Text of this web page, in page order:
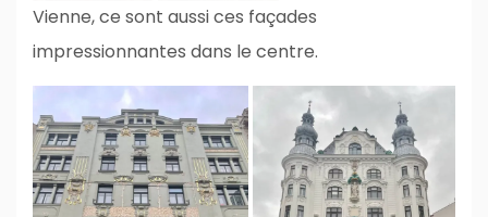
Vienne, ce sont aussi ces façades
impressionnantes dans le centre.